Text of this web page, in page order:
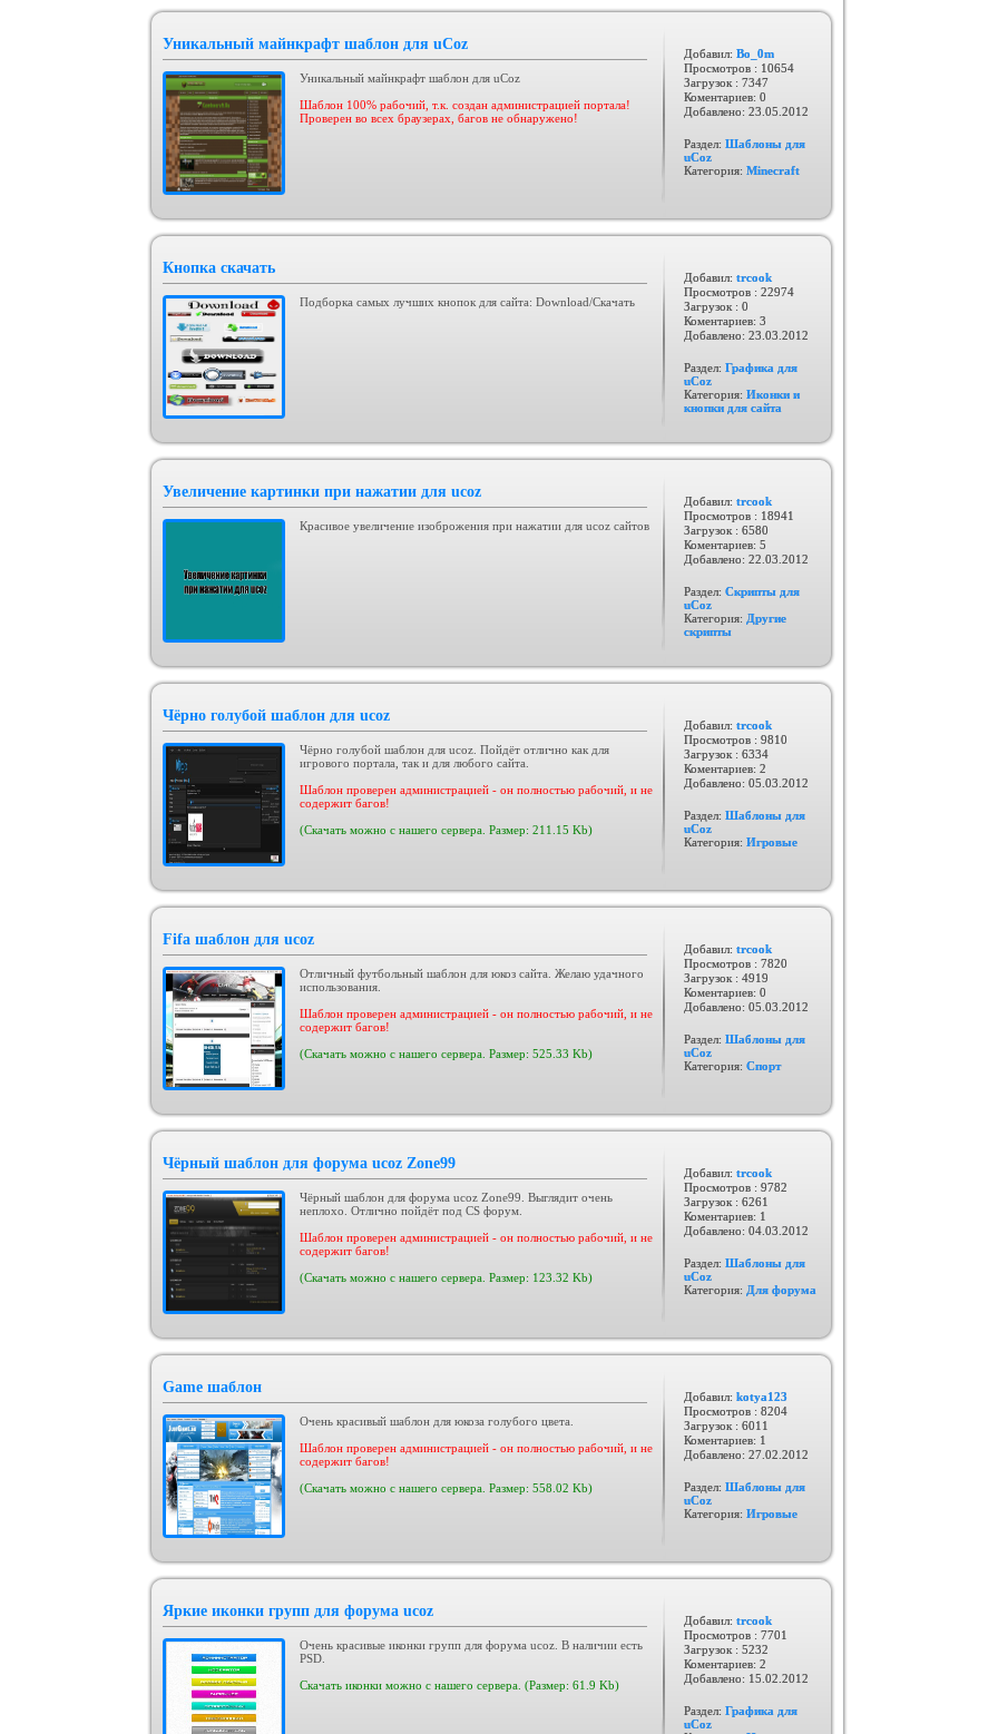
Уникальный майнкрафт шаблон для uCoz
Уникальный майнкрафт шаблон для uCoz
Шаблон 100% рабочий, т.к. создан администрацией портала!
Проверен во всех браузерах, багов не обнаружено!
Добавил: Bo_0m
Просмотров : 10654
Загрузок : 7347
Коментариев: 0
Добавлено: 23.05.2012
Раздел: Шаблоны для
uCoz
Категория: Minecraft
Кнопка скачать
Подборка самых лучших кнопок для сайта: Download/Скачать
Добавил: trcook
Просмотров : 22974
Загрузок : 0
Коментариев: 3
Добавлено: 23.03.2012
Раздел: Графика для
uCoz
Категория: Иконки и
кнопки для сайта
Увеличение картинки при нажатии для ucoz
Красивое увеличение изоброжения при нажатии для ucoz сайтов
Добавил: trcook
Просмотров : 18941
Загрузок : 6580
Коментариев: 5
Добавлено: 22.03.2012
Раздел: Скрипты для
uCoz
Категория: Другие
скрипты
Чёрно голубой шаблон для ucoz
Чёрно голубой шаблон для ucoz. Пойдёт отлично как для
игрового портала, так и для любого сайта.
Шаблон проверен администрацией - он полностью рабочий, и не
содержит багов!
(Скачать можно с нашего сервера. Размер: 211.15 Kb)
Добавил: trcook
Просмотров : 9810
Загрузок : 6334
Коментариев: 2
Добавлено: 05.03.2012
Раздел: Шаблоны для
uCoz
Категория: Игровые
Fifa шаблон для ucoz
Отличный футбольный шаблон для юкоз сайта. Желаю удачного
использования.
Шаблон проверен администрацией - он полностью рабочий, и не
содержит багов!
(Скачать можно с нашего сервера. Размер: 525.33 Kb)
Добавил: trcook
Просмотров : 7820
Загрузок : 4919
Коментариев: 0
Добавлено: 05.03.2012
Раздел: Шаблоны для
uCoz
Категория: Спорт
Чёрный шаблон для форума ucoz Zone99
Чёрный шаблон для форума ucoz Zone99. Выглядит очень
неплохо. Отлично пойдёт под CS форум.
Шаблон проверен администрацией - он полностью рабочий, и не
содержит багов!
(Скачать можно с нашего сервера. Размер: 123.32 Kb)
Добавил: trcook
Просмотров : 9782
Загрузок : 6261
Коментариев: 1
Добавлено: 04.03.2012
Раздел: Шаблоны для
uCoz
Категория: Для форума
Game шаблон
Очень красивый шаблон для юкоза голубого цвета.
Шаблон проверен администрацией - он полностью рабочий, и не
содержит багов!
(Скачать можно с нашего сервера. Размер: 558.02 Kb)
Добавил: kotya123
Просмотров : 8204
Загрузок : 6011
Коментариев: 1
Добавлено: 27.02.2012
Раздел: Шаблоны для
uCoz
Категория: Игровые
Яркие иконки групп для форума ucoz
Очень красивые иконки групп для форума ucoz. В наличии есть
PSD.
Скачать иконки можно с нашего сервера. (Размер: 61.9 Kb)
Добавил: trcook
Просмотров : 7701
Загрузок : 5232
Коментариев: 2
Добавлено: 15.02.2012
Раздел: Графика для
uCoz